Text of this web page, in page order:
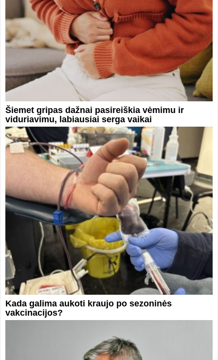
Šiemet gripas dažnai pasireiškia vėmimu ir
viduriavimu, labiausiai serga vaikai
Kada galima aukoti kraujo po sezoninės
vakcinacijos?